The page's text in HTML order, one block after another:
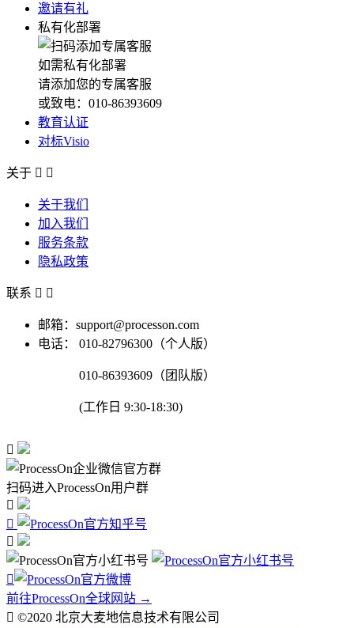
邀请有礼
私有化部署
如需私有化部署
请添加您的专属客服
或致电：010-86393609
教育认证
对标Visio
关于  
关于我们
加入我们
服务条款
隐私政策
联系  
邮箱：support@processon.com
电话：
010-82796300（个人版）
010-86393609（团队版）
(工作日 9:30-18:30)

扫码进入ProcessOn用户群




前往ProcessOn全球网站 →
 ©2020 北京大麦地信息技术有限公司